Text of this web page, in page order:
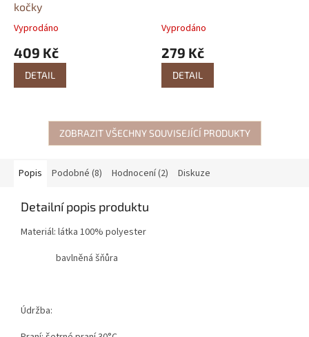
kočky
Vyprodáno
409 Kč
DETAIL
Vyprodáno
279 Kč
DETAIL
ZOBRAZIT VŠECHNY SOUVISEJÍCÍ PRODUKTY
Popis Podobné (8) Hodnocení (2) Diskuze
Detailní popis produktu
Materiál: látka 100% polyester
bavlněná šňůra
Údržba: